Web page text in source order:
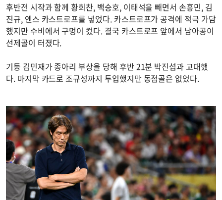
후반전 시작과 함께 황희찬, 백승호, 이태석을 빼면서 손흥민, 김
진규, 옌스 카스트로프를 넣었다. 카스트로프가 공격에 적극 가담
했지만 수비에서 구멍이 컸다. 결국 카스트로프 앞에서 남아공이
선제골이 터졌다.
기둥 김민재가 종아리 부상을 당해 후반 21분 박진섭과 교대했
다. 마지막 카드로 조규성까지 투입했지만 동점골은 없었다.